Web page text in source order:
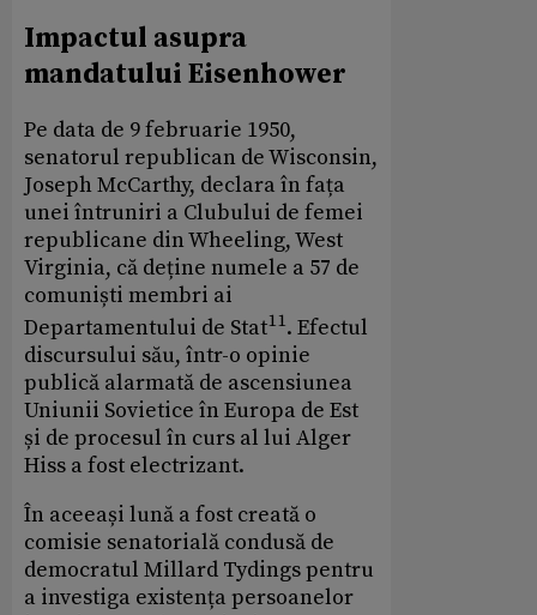
Impactul asupra
mandatului Eisenhower
Pe data de 9 februarie 1950,
senatorul republican de Wisconsin,
Joseph McCarthy, declara în fața
unei întruniri a Clubului de femei
republicane din Wheeling, West
Virginia, că deține numele a 57 de
comuniști membri ai
Departamentului de Stat11. Efectul
discursului său, într-o opinie
publică alarmată de ascensiunea
Uniunii Sovietice în Europa de Est
și de procesul în curs al lui Alger
Hiss a fost electrizant.
În aceeași lună a fost creată o
comisie senatorială condusă de
democratul Millard Tydings pentru
a investiga existența persoanelor